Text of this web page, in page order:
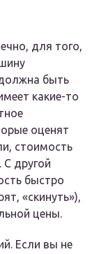
для того,
быть
какие-то
оценят
стоимость
другой
быстро
«скинуть»),
цены.
Если вы не